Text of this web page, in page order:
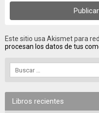
Este sitio usa Akismet para
procesan los datos de tus
Libros recientes